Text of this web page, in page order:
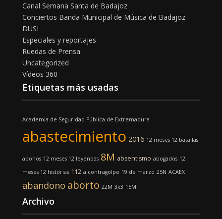
Canal Semana Santa de Badajoz
Conciertos Banda Municipal de Música de Badajoz
DUSI
Especiales y reportajes
Ruedas de Prensa
Uncategorized
Vídeos 360
Etiquetas más usadas
Academia de Seguridad Pública de Extremadura
abastecimiento 2016 12 meses 12 batallas
abonos 12 meses 12 leyendas 8M absentismo abogados 12
meses 12 historias 112 a contragolpe 19 de marzo 25N ACAEX
abandono aborto 22M 3x3 15M
Archivo